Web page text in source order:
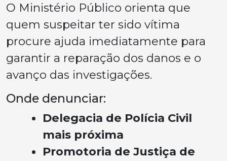
O Ministério Público orienta que
quem suspeitar ter sido vítima
procure ajuda imediatamente para
garantir a reparação dos danos e o
avanço das investigações.
Onde denunciar:
Delegacia de Polícia Civil
mais próxima
Promotoria de Justiça de